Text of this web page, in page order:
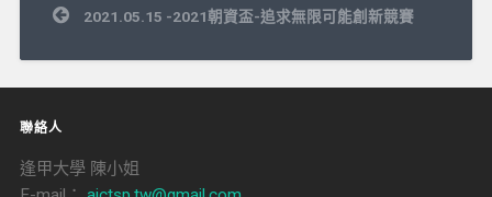
文
章
覽
2021.05.15 -2021朝資盃-追求無限可能創新競賽
聯絡人
逢甲大學 陳小姐